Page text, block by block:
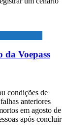
da Voepass
condições de
anteriores
em agosto de
após concluir